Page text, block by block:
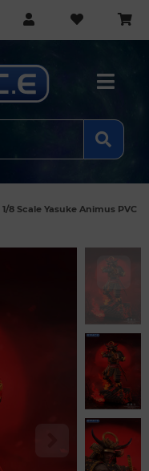
1/8 Scale Yasuke Animus PVC